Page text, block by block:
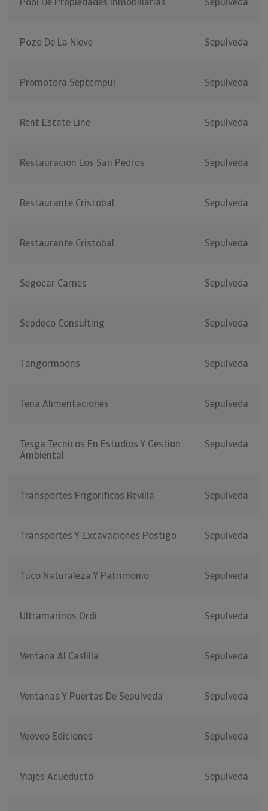
Pozo De La Nieve Sepulveda
Promotora Septempul Sepulveda
Rent Estate Line Sepulveda
Restauracion Los San Pedros Sepulveda
Restaurante Cristobal Sepulveda
Restaurante Cristobal Sepulveda
Segocar Carnes Sepulveda
Sepdeco Consulting Sepulveda
Tangormoons Sepulveda
Tena Alimentaciones Sepulveda
Tesga Tecnicos En Estudios Y Gestion
Ambiental
Sepulveda
Transportes Frigorificos Revilla Sepulveda
Transportes Y Excavaciones Postigo Sepulveda
Tuco Naturaleza Y Patrimonio Sepulveda
Ultramarinos Ordi Sepulveda
Ventana Al Caslilla Sepulveda
Ventanas Y Puertas De Sepulveda Sepulveda
Veoveo Ediciones Sepulveda
Viajes Acueducto Sepulveda